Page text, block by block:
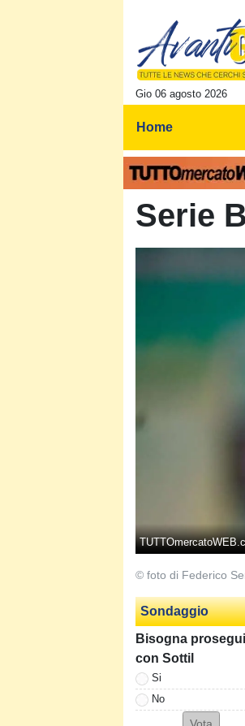
Gio 06 agosto 2026
Home
Serie
© foto di Federico
Sondaggio
Bisogna
con Sottil
Si
No